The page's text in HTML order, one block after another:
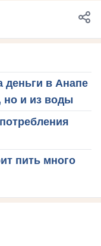
деньги в Анапе
но и из воды
пить много